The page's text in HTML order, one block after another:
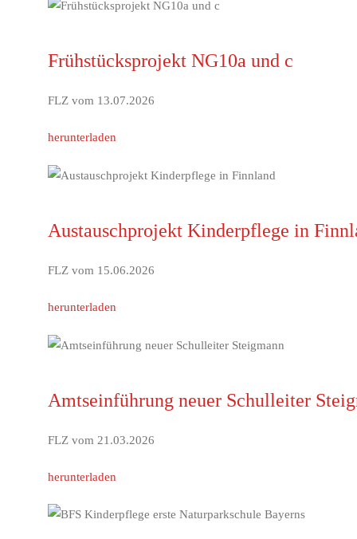
Frühstücksprojekt NG10a und c
FLZ vom 13.07.2026
herunterladen
Austauschprojekt Kinderpflege in
FLZ vom 15.06.2026
herunterladen
Amtseinführung neuer Schulleiter
FLZ vom 21.03.2026
herunterladen